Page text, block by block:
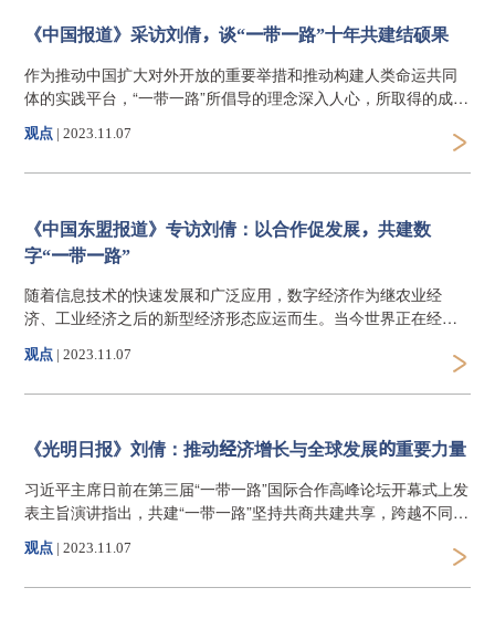
《中国报道》采访刘倩，谈“一带一路”十年共建结硕果
作为推动中国扩大对外开放的重要举措和推动构建人类命运共同
体的实践平台，“一带一路”所倡导的理念深入人心，所取得的成就
硕果累累，所产生的影响深远广阔。10年来，“一带一路”建设顺应
了时代发展的潮流，为破解世界发展难题提供了中国方案，为增
观点| 2023.11.07
《中国东盟报道》专访刘倩：以合作促发展，共建数
字“一带一路”
随着信息技术的快速发展和广泛应用，数字经济作为继农业经
济、工业经济之后的新型经济形态应运而生。当今世界正在经历
一场大范围深层次的数字经济革命，数字化转型已经成为人类社
会的必然选择。
观点| 2023.11.07
《光明日报》刘倩：推动经济增长与全球发展的重要力量
习近平主席日前在第三届“一带一路”国际合作高峰论坛开幕式上发
表主旨演讲指出，共建“一带一路”坚持共商共建共享，跨越不同文
明、文化、社会制度、发展阶段差异，开辟了各国交往的新路
径，搭建起国际合作的新框架，汇集着人类共同发展的最大公约
观点| 2023.11.07